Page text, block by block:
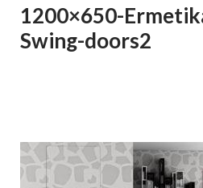
1200×650-
Swing-doors2